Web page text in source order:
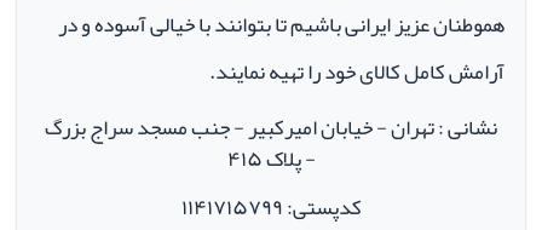
هموطنان عزیز ایرانی باشیم تا بتوانند با خیالی آسوده و در
آرامش کامل کالای خود را تهیه نمایند.
نشانی : تهران - خیابان امیرکبیر - جنب مسجد سراج بزرگ
- پلاک ۴۱۵
کدپستی: ۱۱۴۱۷۱۵۷۹۹